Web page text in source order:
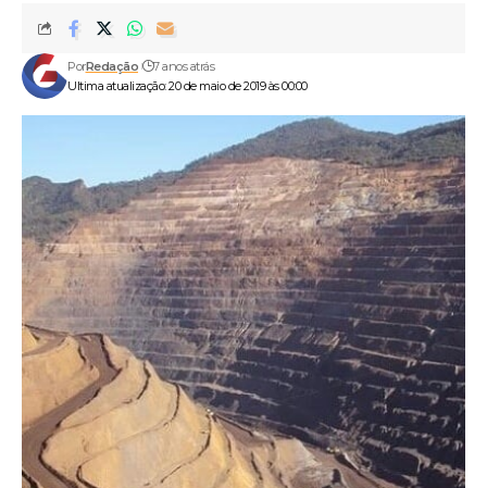
Ultima atualização: 20 de maio de 2019 às 00:00
PorRedação 7 anos atrás